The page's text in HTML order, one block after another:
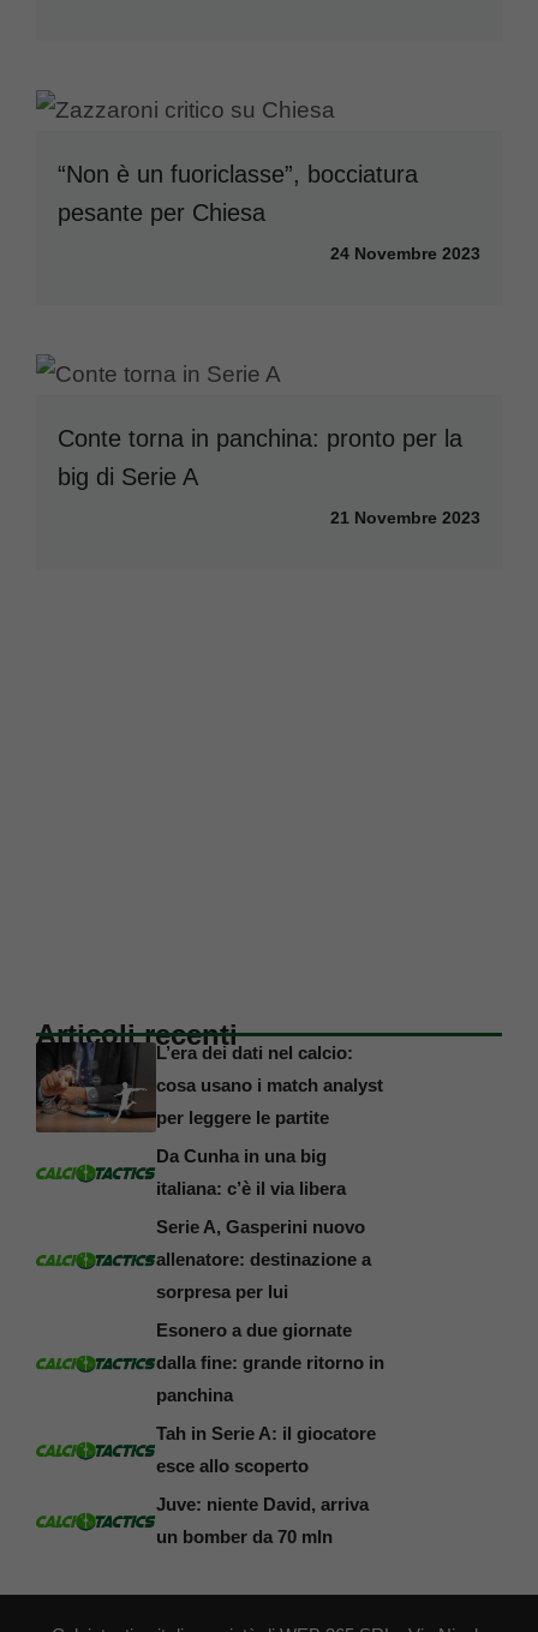
“Non è un fuoriclasse”, bocciatura
pesante per Chiesa
24 Novembre 2023
Conte torna in panchina: pronto per la
big di Serie A
21 Novembre 2023
Articoli recenti
L’era dei dati nel calcio:
cosa usano i match analyst
per leggere le partite
Da Cunha in una big
italiana: c’è il via libera
Serie A, Gasperini nuovo
allenatore: destinazione a
sorpresa per lui
Esonero a due giornate
dalla fine: grande ritorno in
panchina
Tah in Serie A: il giocatore
esce allo scoperto
Juve: niente David, arriva
un bomber da 70 mln